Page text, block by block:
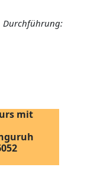
Durchführung:
mit